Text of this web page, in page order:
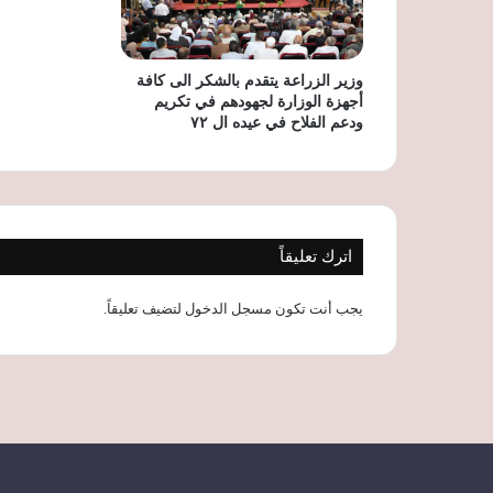
وزير الزراعة يتقدم بالشكر الى كافة
أجهزة الوزارة لجهودهم في تكريم
ودعم الفلاح في عيده ال ٧٢
اترك تعليقاً
يجب أنت تكون مسجل الدخول لتضيف تعليقاً.